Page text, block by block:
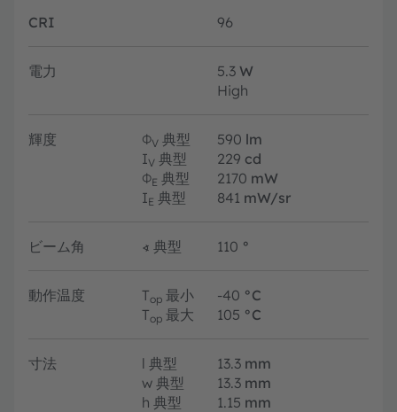
CRI 96
電力 5.3 W
High
輝度 ΦV 典型 590 lm
IV 典型 229 cd
ΦE 典型 2170 mW
IE 典型 841 mW/sr
ビーム角 ∢ 典型 110 °
動作温度 Top 最小 -40 °C
Top 最大 105 °C
寸法 l 典型 13.3 mm
w 典型 13.3 mm
h 典型 1.15 mm